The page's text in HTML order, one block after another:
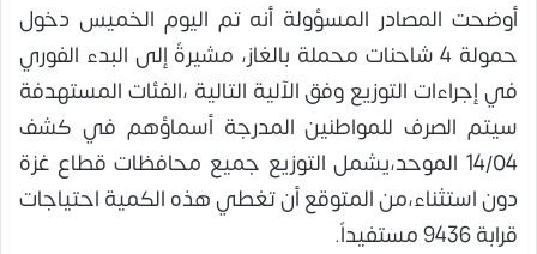
أوضحت المصادر المسؤولة أنه تم اليوم الخميس دخول
حمولة 4 شاحنات محملة بالغاز، مشيرةً إلى البدء الفوري
في إجراءات التوزيع وفق الآلية التالية ،الفئات المستهدفة
سيتم الصرف للمواطنين المدرجة أسماؤهم في كشف
14/04 الموحد،يشمل التوزيع جميع محافظات قطاع غزة
دون استثناء،من المتوقع أن تغطي هذه الكمية احتياجات
قرابة 9436 مستفيداً.